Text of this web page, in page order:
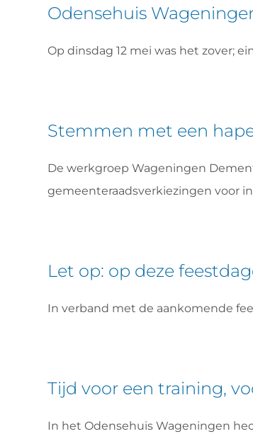
Odensehuis
Op dinsdag 12 mei was het zover;
Stemmen met een
De werkgroep Wageningen
gemeenteraadsverkiezingen voor
Let op: op deze
In verband met de aankomende
Tijd voor een training,
In het Odensehuis Wageningen